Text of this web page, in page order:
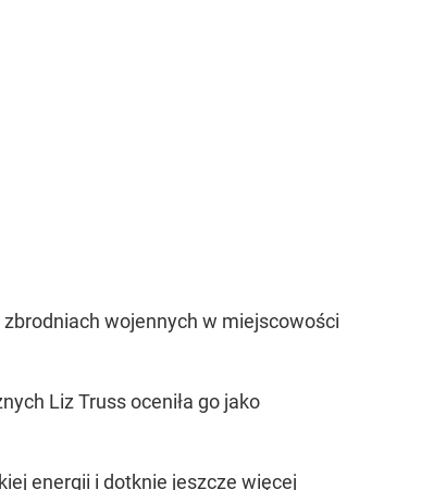
wojennych w miejscowości
Liz Truss oceniła go jako
energii i dotknie jeszcze więcej